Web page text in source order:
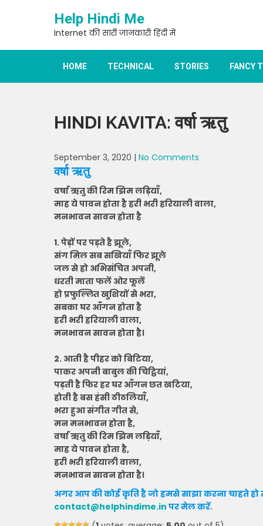
Help Hindi Me
Internet की सारी जानकारी हिंदी में
HOME TECHNICAL STORIES FANCY
HINDI KAVITA: वर्षा ऋतु
September 3, 2020 | No Comments
वर्षा ऋतु
वर्षा ऋतु की रिम झिम लड़ियाँ,
माह ये पावन होता है हरी भरी हरियाली वाला,
मनभावन सावन होता है
1. पेड़ों पर पड़ते है झूले,
संग मिल सब सखियाँ फिर झूले
जल से हो अभिसंचित अपनी,
धरती माता फलें ओर फूलें
हो प्रफुल्लित खुशियों से भरा,
सबका घर आँगन होता है
हरी भरी हरियाली वाला,
मनभावन सावन होता है।
2. आती है पीहर को बिटिया,
पाकर अपनी बाबुल की चिट्ठियां,
पड़ती है फिर हर घर आँगन छत खटिया,
होती है बस हंसी ठीठलियाँ,
भरा हुआ संगीत गीत से,
मन मनभावन होता है,
वर्षा ऋतु की रिम झिम लड़ियाँ,
माह ये पावन होता है,
हरी भरी हरियाली वाला,
मनभावन सावन होता है।
अगर आप की कोई कृति है जो हमसे साझा करना चाहते
contact@helphindime.in पर मेल करें.